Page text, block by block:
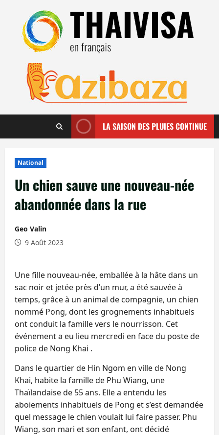
contenu
LA SAISON DES PLUIES CONTINUE
National
Un chien sauve une nouveau-née
abandonnée dans la rue
Geo Valin
9 Août 2023
Une fille nouveau-née, emballée à la hâte dans un
sac noir et jetée près d’un mur, a été sauvée à
temps, grâce à un animal de compagnie, un chien
nommé Pong, dont les grognements inhabituels
ont conduit la famille vers le nourrisson. Cet
événement a eu lieu mercredi en face du poste de
police de Nong Khai .
Dans le quartier de Hin Ngom en ville de Nong
Khai, habite la famille de Phu Wiang, une
Thaïlandaise de 55 ans. Elle a entendu les
aboiements inhabituels de Pong et s’est demandée
quel message le chien voulait lui faire passer. Phu
Wiang, son mari et son enfant, ont décidé